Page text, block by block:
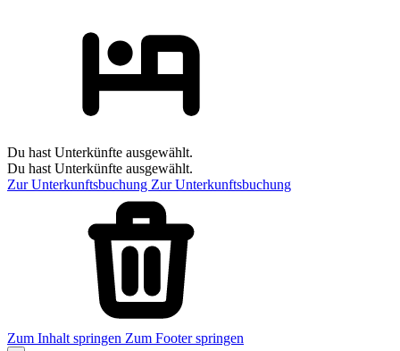
Du hast Unterkünfte ausgewählt.
Du hast Unterkünfte ausgewählt.
Zur Unterkunftsbuchung Zur Unterkunftsbuchung
Zum Inhalt springen Zum Footer springen